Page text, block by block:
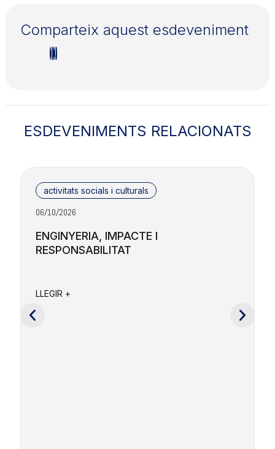
Comparteix aquest esdeveniment
ESDEVENIMENTS RELACIONATS
activitats socials i culturals
06/10/2026
ENGINYERIA, IMPACTE I
RESPONSABILITAT
LLEGIR +